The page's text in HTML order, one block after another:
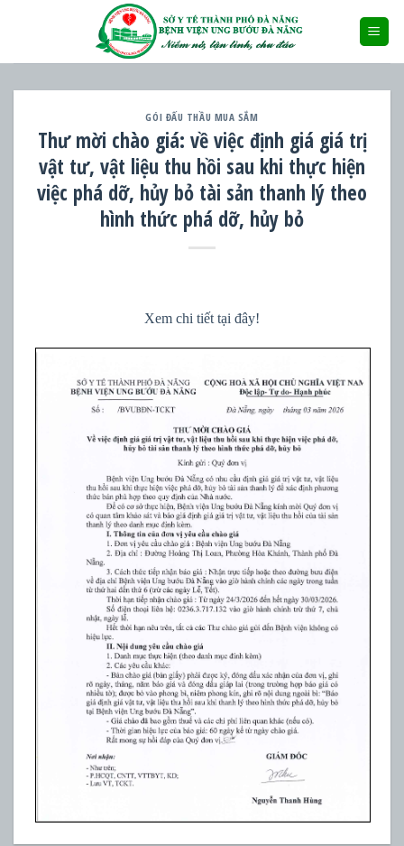
GÓI ĐẤU THẦU MUA SẮM
Thư mời chào giá: về việc định giá giá trị
vật tư, vật liệu thu hồi sau khi thực hiện
việc phá dỡ, hủy bỏ tài sản thanh lý theo
hình thức phá dỡ, hủy bỏ
Xem chi tiết tại đây!